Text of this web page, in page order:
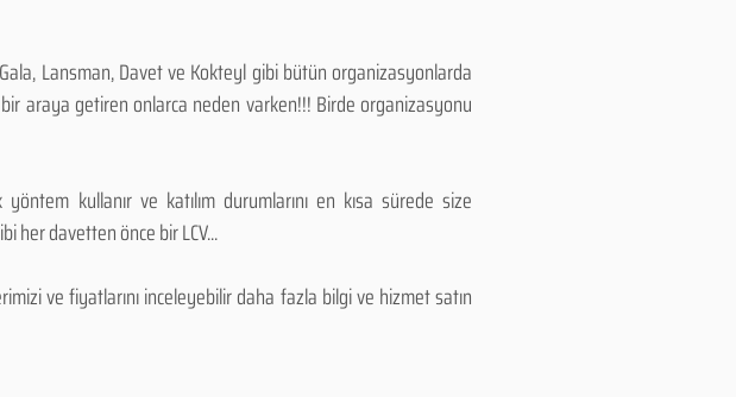
Gala, Lansman, Davet ve Kokteyl gibi bütün organizasyonlarda
araya getiren onlarca neden varken!!! Birde organizasyonu
kullanır ve katılım durumlarını en kısa sürede size
her davetten önce bir LCV...
ve fiyatlarını inceleyebilir daha fazla bilgi ve hizmet satın